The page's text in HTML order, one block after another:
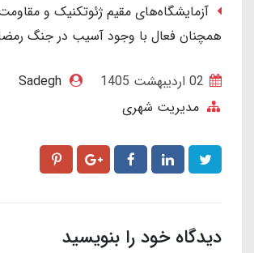
آزمایشگاه‌های مقیم ژئوتکنیک و
همچنان فعال با وجود آسیب در جنگ
Sadegh
مدیریت شهری
دیدگاه خود را بنویسید